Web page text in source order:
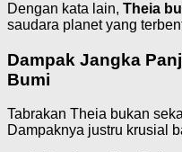
Dengan kata lain, Theia
saudara planet yang
Dampak Jangka
Bumi
Tabrakan Theia bukan
Dampaknya justru krusial